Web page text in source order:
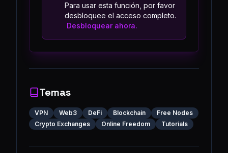
Para usar esta función, por favor
desbloquee el acceso completo.
Desbloquear ahora.
Temas
VPN Web3 DeFi Blockchain
Free Nodes
Crypto Exchanges
Online Freedom Tutorials